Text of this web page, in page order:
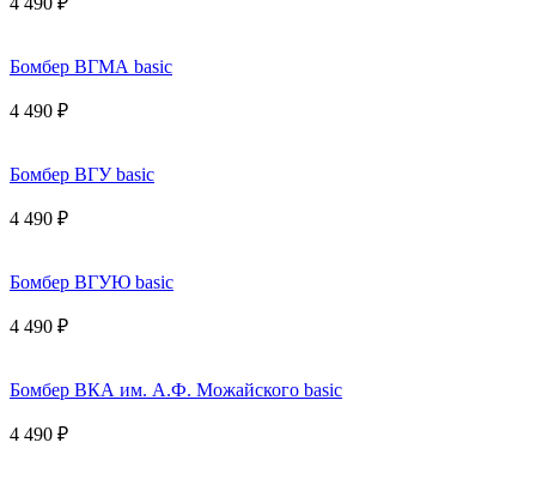
Бомбер ВГМА basic
4 490 ₽
Бомбер ВГУ basic
4 490 ₽
Бомбер ВГУЮ basic
4 490 ₽
Бомбер ВКА им. А.Ф. Можайского basic
4 490 ₽